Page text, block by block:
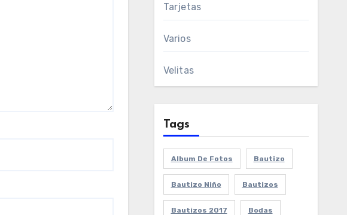
Tarjetas
Varios
Velitas
Tags
Album De Fotos Bautizo
Bautizo Niño Bautizos
Bautizos 2017 Bodas